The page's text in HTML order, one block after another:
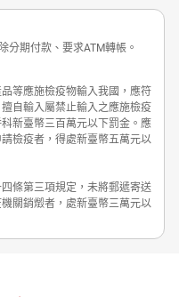
分期付款、要求ATM轉帳。
等應施檢疫物輸入我國，應符
自輸入屬禁止輸入之應施檢疫
新臺幣三百萬元以下罰金。應
檢疫者，得處新臺幣五萬元以
條第三項規定，未將郵遞寄送
關銷燬者，處新臺幣三萬元以